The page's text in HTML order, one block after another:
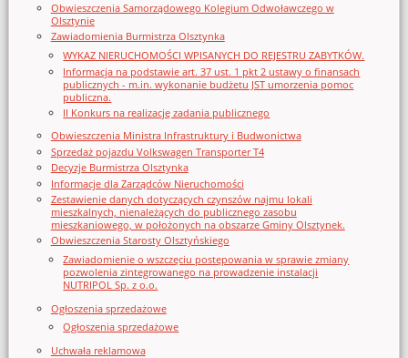
Obwieszczenia Samorządowego Kolegium Odwoławczego w
Olsztynie
Zawiadomienia Burmistrza Olsztynka
WYKAZ NIERUCHOMOŚCI WPISANYCH DO REJESTRU ZABYTKÓW.
Informacja na podstawie art. 37 ust. 1 pkt 2 ustawy o finansach
publicznych - m.in. wykonanie budżetu JST umorzenia pomoc
publiczna.
II Konkurs na realizację zadania publicznego
Obwieszczenia Ministra Infrastruktury i Budwonictwa
Sprzedaż pojazdu Volkswagen Transporter T4
Decyzje Burmistrza Olsztynka
Informacje dla Zarządców Nieruchomości
Zestawienie danych dotyczących czynszów najmu lokali
mieszkalnych, nienależących do publicznego zasobu
mieszkaniowego, w położonych na obszarze Gminy Olsztynek.
Obwieszczenia Starosty Olsztyńskiego
Zawiadomienie o wszczęciu postępowania w sprawie zmiany
pozwolenia zintegrowanego na prowadzenie instalacji
NUTRIPOL Sp. z o.o.
Ogłoszenia sprzedażowe
Ogłoszenia sprzedażowe
Uchwała reklamowa